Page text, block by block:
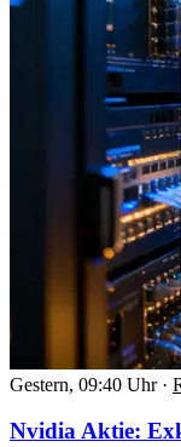
Gestern, 09:40 Uhr ·
Nvidia Aktie: